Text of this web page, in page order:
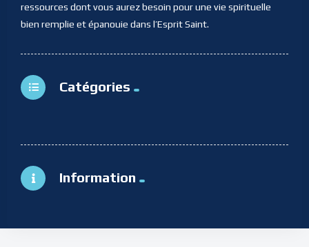
ressources dont vous aurez besoin pour une vie spirituelle
bien remplie et épanouie dans l’Esprit Saint.
Catégories
Information